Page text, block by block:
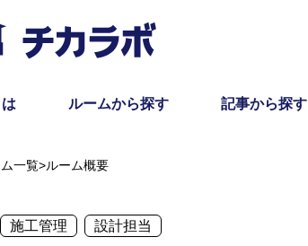
ルームから探す 記事から探す
一覧>ルーム概要
施工管理 設計担当